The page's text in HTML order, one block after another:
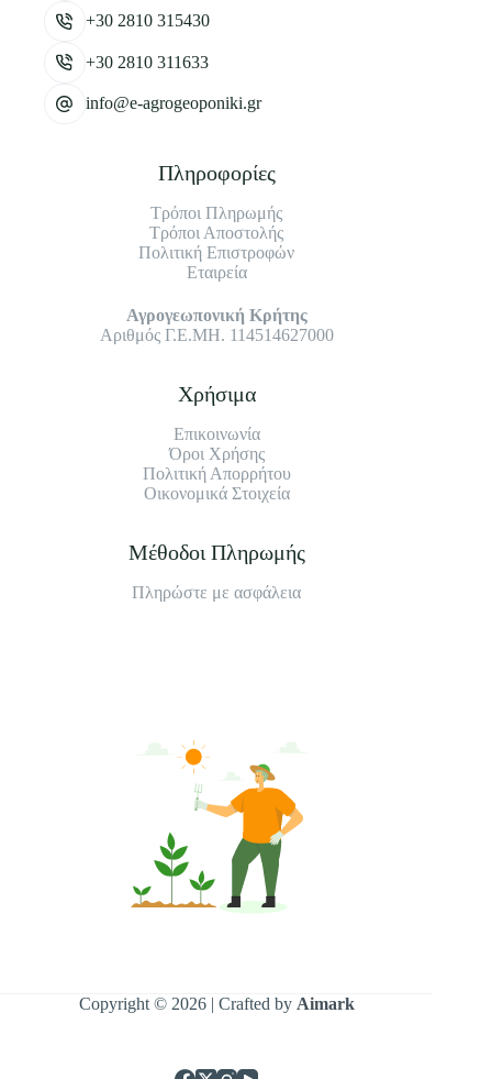
+30 2810 315430
+30 2810 311633
info@e-agrogeoponiki.gr
Πληροφορίες
Τρόποι Πληρωμής
Τρόποι Αποστολής
Πολιτική Επιστροφών
Εταιρεία
Αγρογεωπονική Κρήτης
Αριθμός Γ.Ε.ΜΗ. 114514627000
Χρήσιμα
Επικοινωνία
Όροι Χρήσης
Πολιτική Απορρήτου
Οικονομικά Στοιχεία
Μέθοδοι Πληρωμής
Πληρώστε με ασφάλεια
Copyright © 2026 | Crafted by Aimark